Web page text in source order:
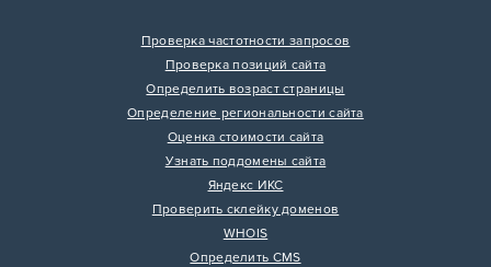
Проверка частотности запросов
Проверка позиций сайта
Определить возраст страницы
Определение региональности сайта
Оценка стоимости сайта
Узнать поддомены сайта
Яндекс ИКС
Проверить склейку доменов
WHOIS
Определить CMS